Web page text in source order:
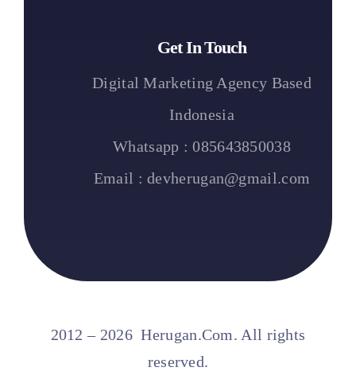
Get In Touch
Digital Marketing Agency Based
Indonesia
Whatsapp : 085643850038
Email : devherugan@gmail.com
2012 – 2026 Herugan.Com. All rights
reserved.